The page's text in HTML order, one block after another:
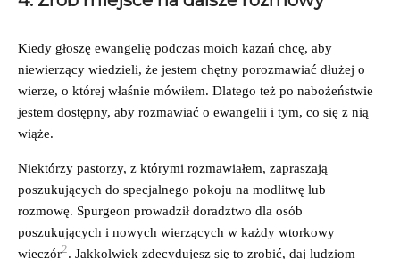
Kiedy głoszę ewangelię podczas moich kazań chcę, aby
niewierzący wiedzieli, że jestem chętny porozmawiać dłużej o
wierze, o której właśnie mówiłem. Dlatego też po nabożeństwie
jestem dostępny, aby rozmawiać o ewangelii i tym, co się z nią
wiąże.
Niektórzy pastorzy, z którymi rozmawiałem, zapraszają
poszukujących do specjalnego pokoju na modlitwę lub
rozmowę. Spurgeon prowadził doradztwo dla osób
poszukujących i nowych wierzących w każdy wtorkowy
wieczór2. Jakkolwiek zdecydujesz się to zrobić, daj ludziom